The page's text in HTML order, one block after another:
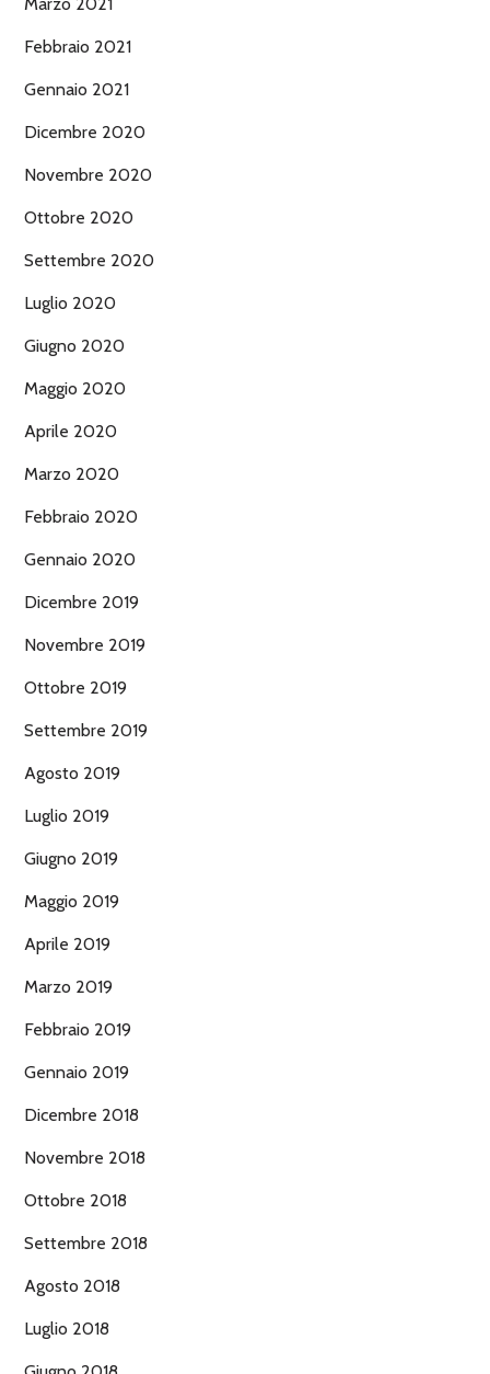
Marzo 2021
Febbraio 2021
Gennaio 2021
Dicembre 2020
Novembre 2020
Ottobre 2020
Settembre 2020
Luglio 2020
Giugno 2020
Maggio 2020
Aprile 2020
Marzo 2020
Febbraio 2020
Gennaio 2020
Dicembre 2019
Novembre 2019
Ottobre 2019
Settembre 2019
Agosto 2019
Luglio 2019
Giugno 2019
Maggio 2019
Aprile 2019
Marzo 2019
Febbraio 2019
Gennaio 2019
Dicembre 2018
Novembre 2018
Ottobre 2018
Settembre 2018
Agosto 2018
Luglio 2018